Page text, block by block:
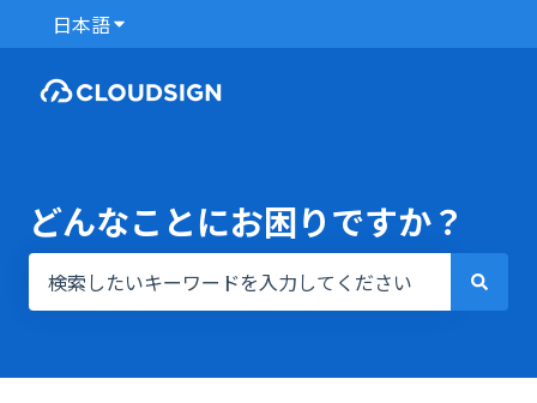
日本語翻訳のサブメニューを表示
どんなことにお困りですか？